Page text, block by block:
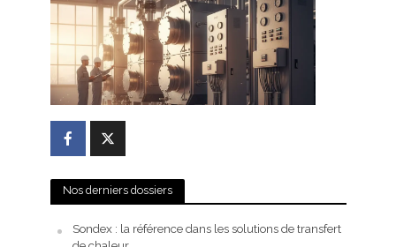
Nos derniers dossiers
Sondex : la référence dans les solutions de transfert